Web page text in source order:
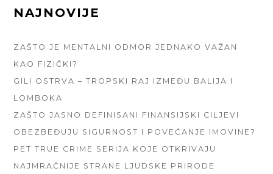
FOOTER
NAJNOVIJE
ZAŠTO JE MENTALNI ODMOR JEDNAKO VAŽAN
KAO FIZIČKI?
GILI OSTRVA – TROPSKI RAJ IZMEĐU BALIJA I
LOMBOKA
ZAŠTO JASNO DEFINISANI FINANSIJSKI CILJEVI
OBEZBEĐUJU SIGURNOST I POVEĆANJE IMOVINE?
PET TRUE CRIME SERIJA KOJE OTKRIVAJU
NAJMRAČNIJE STRANE LJUDSKE PRIRODE